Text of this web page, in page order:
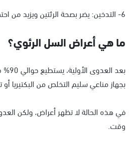
6- التدخين: يضر بصحة الرئتين ويزيد من احتمالية الإصابة بالسل.
ما هي أعراض السل الرئوي؟
بعد
بجهاز مناعي سليم التخلص من البكتيريا
في هذه الحالة لا تظهر أعراض، ولكن
وقت.